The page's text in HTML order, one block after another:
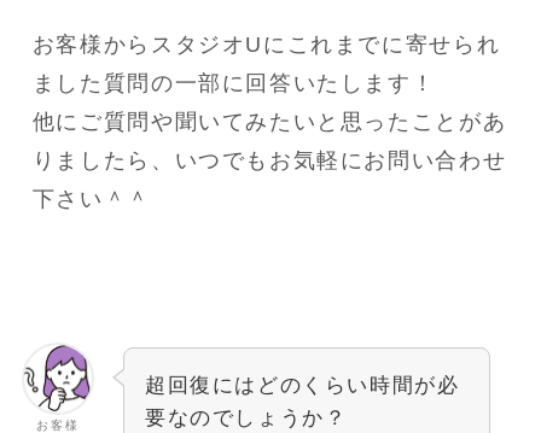
お客様からスタジオUにこれまでに寄せられ
ました質問の一部に回答いたします！
他にご質問や聞いてみたいと思ったことがあ
りましたら、いつでもお気軽にお問い合わせ
下さい＾＾
お客様
超回復にはどのくらい時間が必
要なのでしょうか？